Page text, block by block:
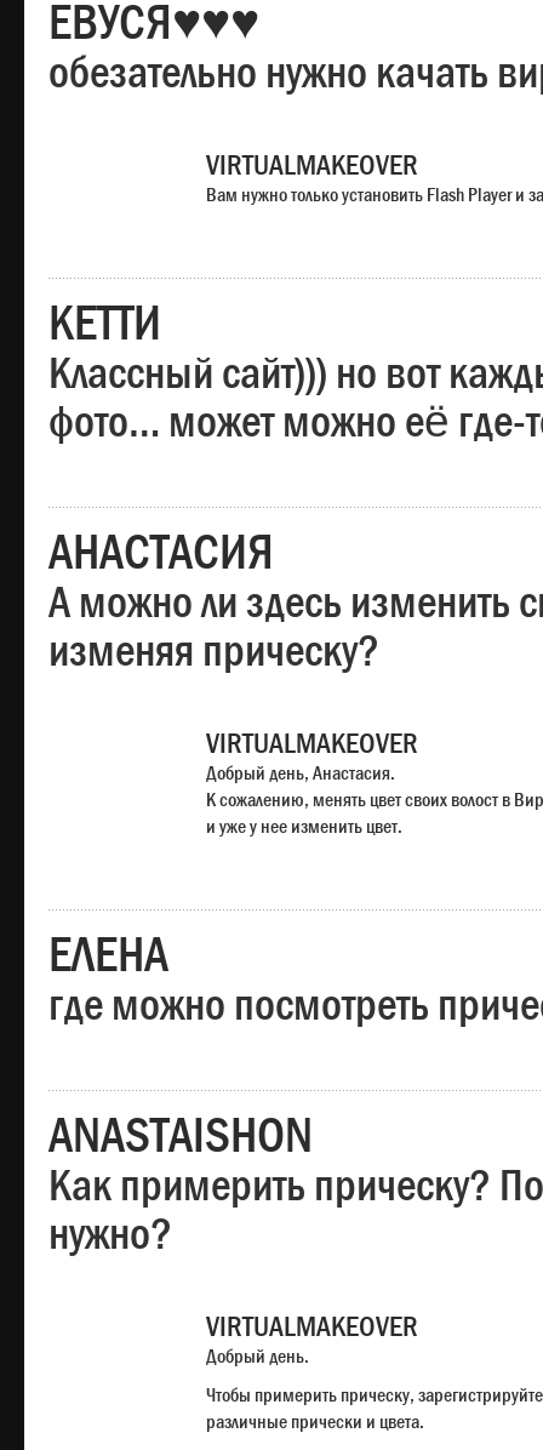
ЕВУСЯ♥♥♥
обезательно нужно качать
VIRTUALMAKEOVER
Вам нужно только установить Flash Player и
КЕТТИ
Классный сайт))) но вот
фото… может можно её где-
АНАСТАСИЯ
А можно ли здесь изменить
изменяя прическу?
VIRTUALMAKEOVER
Добрый день, Анастасия.
К сожалению, менять цвет своих волост в
и уже у нее изменить цвет.
ЕЛЕНА
где можно посмотреть
ANASTAISHON
Как примерить прическу?
нужно?
VIRTUALMAKEOVER
Добрый день.
Чтобы примерить прическу,
различные прически и цвета.